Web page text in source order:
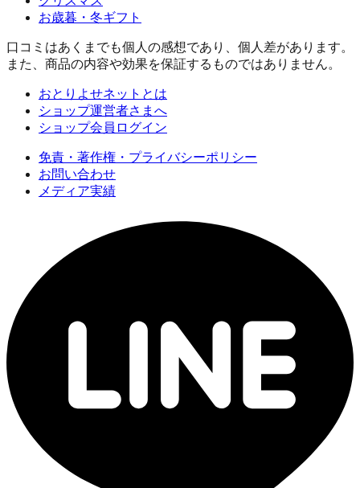
お歳暮・冬ギフト
口コミはあくまでも個人の感想であり、個人差があります。
また、商品の内容や効果を保証するものではありません。
おとりよせネットとは
ショップ運営者さまへ
ショップ会員ログイン
免責・著作権・プライバシーポリシー
お問い合わせ
メディア実績